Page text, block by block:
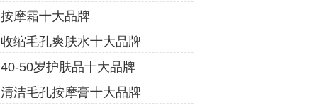
按摩霜十大品牌
收缩毛孔爽肤水十大品牌
40-50岁护肤品十大品牌
清洁毛孔按摩膏十大品牌